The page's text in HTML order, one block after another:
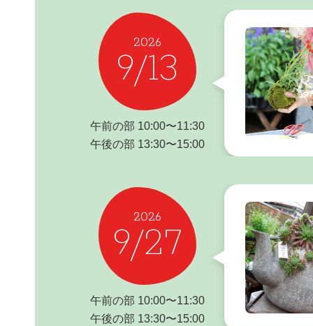
2026
9/13
午前の部 10:00〜11:30
午後の部 13:30〜15:00
2026
9/27
午前の部 10:00〜11:30
午後の部 13:30〜15:00